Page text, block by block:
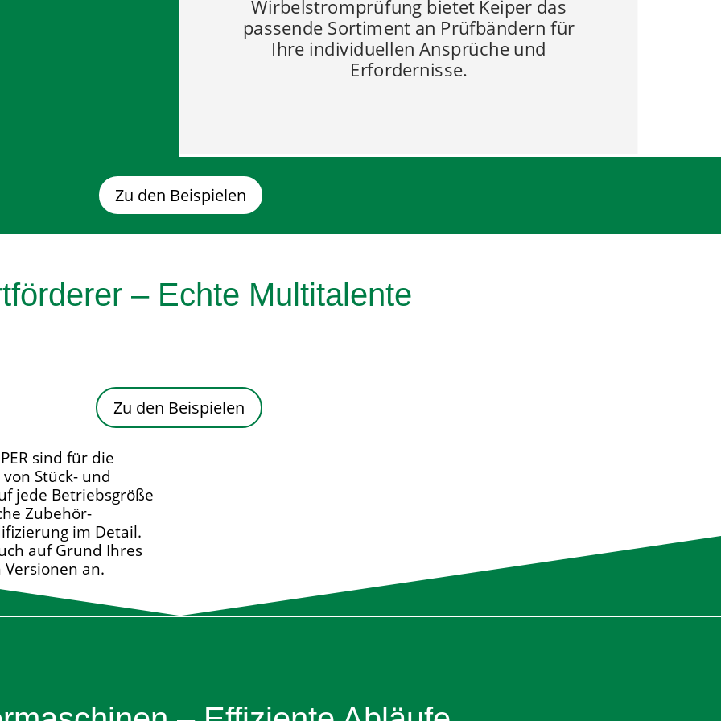
Wirbelstromprüfung bietet Keiper das
passende Sortiment an Prüfbändern für
Ihre individuellen Ansprüche und
Erfordernisse.
Zu den Beispielen
– Echte Multitalente
sind für die
Stück- und
jede Betriebsgröße
Zubehör-
im Detail.
auf Grund Ihres
an.
Zu den Beispielen